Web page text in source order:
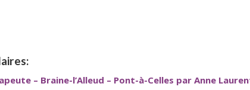
– Braine-l’Alleud – Pont-à-Celles par Anne